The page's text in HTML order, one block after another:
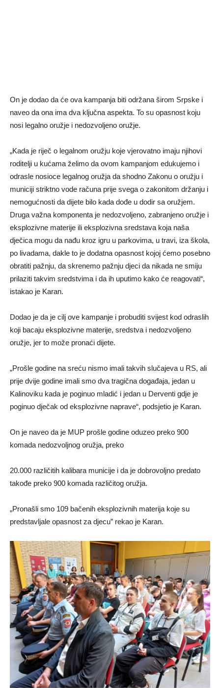
On je dodao da će ova kampanja biti održana širom Srpske i
naveo da ona ima dva ključna aspekta. To su opasnost koju
nosi legalno oružje i nedozvoljeno oružje.
„Kada je riječ o legalnom oružju koje vjerovatno imaju njihovi
roditelji u kućama želimo da ovom kampanjom edukujemo i
odrasle nosioce legalnog oružja da shodno Zakonu o oružju i
municiji striktno vode računa prije svega o zakonitom držanju i
nemogućnosti da dijete bilo kada dođe u dodir sa oružjem.
Druga važna komponenta je nedozvoljeno, zabranjeno oružje i
eksplozivne materije ili eksplozivna sredstava koja naša
dječica mogu da nađu kroz igru u parkovima, u travi, iza škola,
po livadama, dakle to je dodatna opasnost kojoj ćemo posebno
obratiti pažnju, da skrenemo pažnju djeci da nikada ne smiju
prilaziti takvim sredstvima i da ih uputimo kako će reagovati“,
istakao je Karan.
Dodao je da je cilj ove kampanje i probuditi svijest kod odraslih
koji bacaju eksplozivne materije, sredstva i nedozvoljeno
oružje, jer to može pronaći dijete.
„Prošle godine na sreću nismo imali takvih slučajeva u RS, ali
prije dvije godine imali smo dva tragična događaja, jedan u
Kalinoviku kada je poginuo mladić i jedan u Derventi gdje je
poginuo dječak od eksplozivne naprave“, podsjetio je Karan.
On je naveo da je MUP prošle godine oduzeo preko 900
komada nedozvoljnog oružja, preko
20.000 različitih kalibara municije i da je dobrovoljno predato
takođe preko 900 komada različitog oružja.
„Pronašli smo 109 bačenih eksplozivnih materija koje su
predstavljale opasnost za djecu” rekao je Karan.